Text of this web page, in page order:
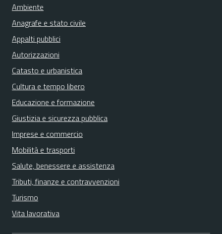
Ambiente
Anagrafe e stato civile
Appalti pubblici
Autorizzazioni
Catasto e urbanistica
Cultura e tempo libero
Educazione e formazione
Giustizia e sicurezza pubblica
Imprese e commercio
Mobilità e trasporti
Salute, benessere e assistenza
Tributi, finanze e contravvenzioni
Turismo
Vita lavorativa